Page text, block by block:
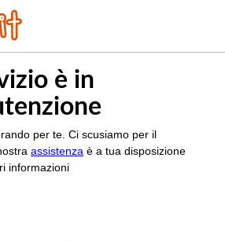
è in
per te. Ci scusiamo per il
assistenza è a tua disposizione
informazioni